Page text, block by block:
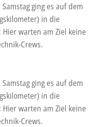
ging es auf dem
in die
warten am Ziel keine
Crews.
ging es auf dem
in die
warten am Ziel keine
Crews.